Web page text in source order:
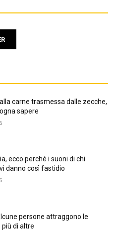
carne trasmessa dalle zecche,
sapere
ecco perché i suoni di chi
danno così fastidio
persone attraggono le
di altre